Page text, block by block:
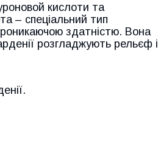
кислоти та
– спеціальний тип
здатністю. Вона
розгладжують рельєф і